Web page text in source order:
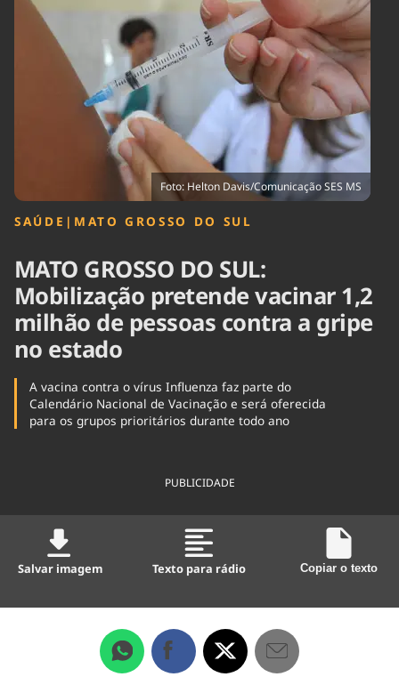
Agronegócios
Brasil Mineral
Comportamento
Cultura
Economia
Educação
Infraestrutura
Internacional
Meio Ambiente
Podcast
Política
Saúde
Tempo
Foto: Helton Davis/Comunicação SES MS
SAÚDE | MATO GROSSO DO SUL
MATO GROSSO DO SUL:
Mobilização pretende vacinar 1,2
milhão de pessoas contra a gripe
no estado
A vacina contra o vírus Influenza faz parte do
Calendário Nacional de Vacinação e será oferecida
para os grupos prioritários durante todo ano
PUBLICIDADE
Salvar imagem Texto para rádio Copiar o texto